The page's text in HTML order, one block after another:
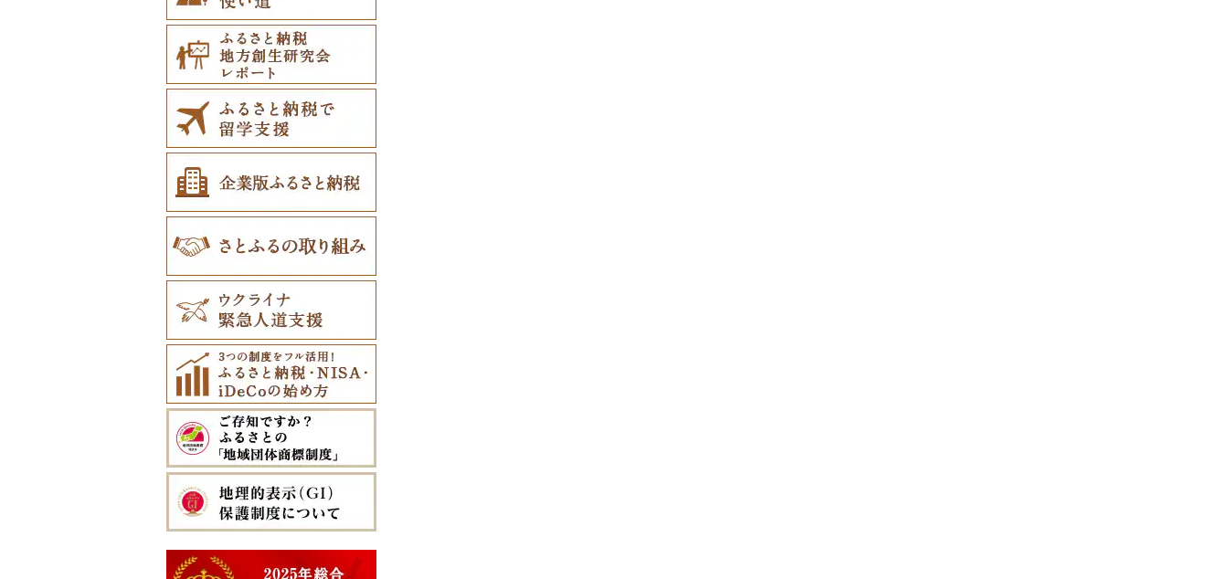
紋別市
乙部町
根室市
東川町
厚真町
奥尻町
網走市
浦河町
広尾町
中札内村
滝川市
比布町
鶴居村
釧路市
苫前町
当別町
占冠村
上士幌町
平取町
佐井村
六戸町
五所川原市
蓬田村
中泊町
外ヶ浜町
つがる市
弘前市
鰺ヶ沢町
むつ市
田舎館村
青森県（県庁）
三沢市
西目屋村
奥州市
雫石町
岩手県（県庁）
久慈市
西和賀町
北上市
平泉町
洋野町
大船渡市
山田町
大槌町
塩竈市
石巻市
多賀城市
宮城県（県庁）
亘理町
蔵王町
女川町
気仙沼市
美里町
松島町
大和町
大郷町
南三陸町
仙台市
大河原町
角田市
涌谷町
東松島市
男鹿市
美郷町
東成瀬村
北秋田市
八峰町
鹿角市
大仙市
八郎潟町
金山町
東根市
飯豊町
大蔵村
山辺町
戸沢村
舟形町
最上町
真室川町
寒河江市
西川町
高畠町
山形市
三川町
大江町
米沢市
西会津町
玉川村
いわき市
田村市
磐梯町
三春町
本宮市
柳津町
鮫川村
福島市
新地町
葛尾村
三島町
桑折町
矢吹町
国見町
檜枝岐村
喜多方市
南相馬市
大洗町
河内町
ひたちなか市
守谷市
常陸大宮市
笠間市
行方市
結城市
城里町
水戸市
鉾田市
桜川市
石岡市
茨城県（県庁）
坂東市
小美玉市
日立市
大子町
鹿嶋市
さくら市
足利市
那須町
下野市
益子町
芳賀町
野木町
片品村
富岡市
館林市
東吾妻町
前橋市
藤岡市
邑楽町
板倉町
嬬恋村
草津町
高崎市
群馬県（県庁）
大泉町
長野原町
中之条町
埼玉県（県庁）
神川町
東秩父村
三芳町
幸手市
日高市
蓮田市
川越市
宮代町
吉見町
東松山市
入間市
志木市
北本市
桶川市
加須市
三郷市
八潮市
越生町
旭市
南房総市
八街市
九十九里町
いすみ市
東庄町
館山市
大網白里市
一宮町
佐倉市
木更津市
茂原市
野田市
山武市
鴨川市
印西市
神崎町
船橋市
千葉市
東村山市
中央区
あきる野市
荒川区
北区
多摩市
稲城市
世田谷区
日の出町
板橋区
渋谷区
千代田区
新宿区
江東区
青梅市
国立市
品川区
福生市
小平市
大和市
伊勢原市
小田原市
秦野市
綾瀬市
横須賀市
三浦市
大磯町
箱根町
横浜市
茅ヶ崎市
川崎市
厚木市
海老名市
相模原市
座間市
二宮町
胎内市
上越市
阿賀野市
新潟県（県庁）
柏崎市
村上市
妙高市
聖籠町
刈羽村
湯沢町
新潟市
小松市
志賀町
加賀市
おおい町
永平寺町
笛吹市
中央市
北杜市
西桂町
身延町
早川町
南部町
昭和町
甲府市
甲州市
丹波山村
池田町
須坂市
川上村
南牧村
伊那市
立科町
東御市
中野市
豊丘村
売木村
小諸市
木曽町
箕輪町
駒ヶ根市
王滝村
千曲市
辰野町
茅野市
喬木村
川辺町
大垣市
輪之内町
瑞浪市
中津川市
高山市
郡上市
白川村
御嵩町
海津市
関ケ原町
七宗町
笠松町
東白川村
土岐市
岐阜県（県庁）
下呂市
多治見市
垂井町
伊豆市
裾野市
焼津市
河津町
袋井市
熱海市
掛川市
伊豆の国市
小山町
森町
川根本町
富士市
御前崎市
東伊豆町
西伊豆町
清水町
南伊豆町
松崎町
湖西市
西尾市
武豊町
幸田町
岡崎市
愛知県（県庁）
蒲郡市
東郷町
犬山市
弥富市
東海市
新城市
春日井市
瀬戸市
大府市
半田市
あま市
岩倉市
小牧市
愛西市
伊勢市
四日市市
大台町
三重県（県庁）
津市
名張市
東員町
玉城町
南丹市
宇治市
京丹波町
京都府（府庁）
大山崎町
精華町
南山城村
京都市
舞鶴市
和束町
八幡市
京田辺市
向日市
四條畷市
寝屋川市
泉大津市
守口市
富田林市
松原市
柏原市
羽曳野市
大阪府（府庁）
吹田市
河南町
和泉市
高槻市
豊中市
箕面市
太子町
岬町
千早赤阪村
東大阪市
西脇市
宍粟市
丹波市
加東市
稲美町
養父市
南あわじ市
洲本市
猪名川町
尼崎市
加西市
宝塚市
淡路市
丹波篠山市
香美町
芦屋市
神戸市
川西市
三田市
天理市
三郷町
下北山村
川西町
川上村
斑鳩町
平群町
黒滝村
御所市
上牧町
明日香村
吉野町
奈良市
大和郡山市
野迫川村
葛城市
三宅町
生駒市
東吉野村
九度山町
紀美野町
古座川町
太地町
日高川町
紀の川市
上富田町
白浜町
由良町
すさみ町
日高町
有田川町
印南町
和歌山県（県庁）
みなべ町
かつらぎ町
田辺市
北山村
串本町
日南町
伯耆町
日吉津村
江津市
島根県（県庁）
赤磐市
瀬戸内市
和気町
備前市
総社市
新庄村
高梁市
勝央町
倉敷市
矢掛町
鏡野町
熊野町
呉市
海田町
府中町
三原市
安芸高田市
美祢市
下関市
和木町
美馬市
美波町
上勝町
小松島市
松茂町
佐那河内村
北島町
吉野川市
東かがわ市
善通寺市
坂出市
丸亀市
東温市
宇和島市
内子町
愛媛県（県庁）
四国中央市
高知県（県庁）
四万十町
大川村
土佐町
安田町
南国市
仁淀川町
大月町
三原村
香南市
大豊町
田野町
高知市
東洋町
越知町
安芸市
本山町
土佐清水市
北川村
飯塚市
志免町
筑紫野市
東峰村
古賀市
久山町
大野城市
宗像市
水巻町
岡垣町
豊前市
嘉麻市
筑後市
大木町
直方市
遠賀町
大任町
北九州市
宇美町
鹿島市
小城市
佐賀市
大町町
玄海町
白石町
太良町
川棚町
島原市
五島市
雲仙市
壱岐市
大村市
佐々町
平戸市
和水町
長洲町
天草市
多良木町
五木村
あさぎり町
南関町
津奈木町
小国町
人吉市
宇土市
荒尾市
産山村
益城町
御船町
山都町
阿蘇市
合志市
美里町
豊後高田市
宇佐市
佐伯市
臼杵市
国東市
日田市
姫島村
玖珠町
大分県（県庁）
日之影町
新富町
綾町
門川町
宮崎県（県庁）
国富町
高千穂町
西都市
西米良村
延岡市
串間市
五ヶ瀬町
高原町
小林市
高鍋町
美郷町
諸塚村
都農町
垂水市
南さつま市
屋久島町
奄美市
和泊町
長島町
薩摩川内市
大崎町
曽於市
鹿屋市
宇検村
天城町
南種子町
知名町
与論町
錦江町
霧島市
鹿児島県（県庁）
阿久根市
糸満市
北中城村
久米島町
南城市
北大東村
大宜味村
浦添市
本部町
今帰仁村
与那原町
豊見城市
東村
読谷村
恩納村
伊平屋村
西原町
金武町
宜野座村
名護市